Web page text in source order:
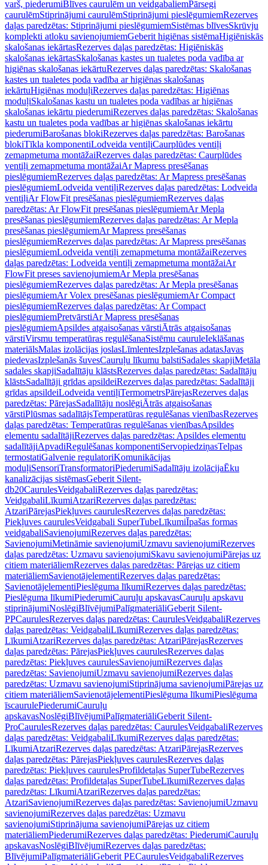
varš, piederumiBlīves caurulēm un veidgabaliemPārsegi
caurulēmStiprinājumi caurulēmStiprinājumi pieslēgumiemRezerves
daļas paredzētas: Stiprinājumi pieslēgumiemSistēmas blīvesSkrūvju
komplekti atloku savienojumiemGeberit higiēnas sistēmaHigiēniskās
skalošanas iekārtasRezerves daļas paredzētas: Higiēniskās
skalošanas iekārtasSkalošanas kastes un tualetes poda vadība ar
higiēnas skalošanas iekārtuRezerves daļas paredzētas: Skalošanas
kastes un tualetes poda vadība ar higiēnas skalošanas
iekārtuHigiēnas moduļiRezerves daļas paredzētas: Higiēnas
moduļiSkalošanas kastu un tualetes poda vadības ar higiēnas
skalošanas iekārtu piederumiRezerves daļas paredzētas: Skalošanas
kastu un tualetes poda vadības ar higiēnas skalošanas iekārtu
piederumiBarošanas blokiRezerves daļas paredzētas: Barošanas
blokiTīkla komponentiLodveida ventiļiCaurplūdes ventiļi
zemapmetuma montāžaiRezerves daļas paredzētas: Caurplūdes
ventiļi zemapmetuma montāžaiAr Mapress presēšanas
pieslēgumiemRezerves daļas paredzētas: Ar Mapress presēšanas
pieslēgumiemLodveida ventiļiRezerves daļas paredzētas: Lodveida
ventiļiAr FlowFit presēšanas pieslēgumiemRezerves daļas
paredzētas: Ar FlowFit presēšanas pieslēgumiemAr Mepla
presēšanas pieslēgumiemRezerves daļas paredzētas: Ar Mepla
presēšanas pieslēgumiemAr Mapress presēšanas
pieslēgumiemRezerves daļas paredzētas: Ar Mapress presēšanas
pieslēgumiemLodveida ventiļi zemapmetuma montāžaiRezerves
daļas paredzētas: Lodveida ventiļi zemapmetuma montāžaiAr
FlowFit preses savienojumiemAr Mepla presēšanas
pieslēgumiemRezerves daļas paredzētas: Ar Mepla presēšanas
pieslēgumiemAr Volex presēšanas pieslēgumiemAr Compact
pieslēgumiemRezerves daļas paredzētas: Ar Compact
pieslēgumiemPretvārstiAr Mapress presēšanas
pieslēgumiemApsildes atgaisošanas vārstiĀtrās atgaisošanas
vārstiVirsmu temperatūras regulēšanaSistēmu cauruleIeklāšanas
materiālsMalas izolācijas joslasLīmlentesIzplešanas adatasJavas
piedevasIzplešanās šuvesCauruļu līkumu balstiSadales skapjiMetāla
sadales skapjiSadalītāju klāstsRezerves daļas paredzētas: Sadalītāju
klāstsSadalītāji grīdas apsildeiRezerves daļas paredzētas: Sadalītāji
grīdas apsildeiLodveida ventiļiTermometrsPārejasRezerves daļas
paredzētas: PārejasSadalītāju noslēgiĀtrās atgaisošanas
vārstiPlūsmas sadalītājsTemperatūras regulēšanas vienībasRezerves
daļas paredzētas: Temperatūras regulēšanas vienībasApsildes
elementu sadalītājiRezerves daļas paredzētas: Apsildes elementu
sadalītājiApvadiRegulēšanas komponentiServopiedziņasTelpas
termostatiGalvenie regulatoriKomunikācijas
moduļiSensoriTransformatoriPiederumiSadalītāju izolācijaĒku
kanalizācijas sistēmasGeberit Silent-
db20CaurulesVeidgabaliRezerves daļas paredzētas:
VeidgabaliLīkumiAtzariRezerves daļas paredzētas:
AtzariPārejasPiekļuves caurulesRezerves daļas paredzētas:
Piekļuves caurulesVeidgabali SuperTubeLīkumiĪpašas formas
veidgabaliSavienojumiRezerves daļas paredzētas:
SavienojumiMetināmie savienojumiUzmavu savienojumiRezerves
daļas paredzētas: Uzmavu savienojumiSkavu savienojumiPārejas uz
citiem materiāliemRezerves daļas paredzētas: Pārejas uz citiem
materiāliemSavienotājelementiRezerves daļas paredzētas:
SavienotājelementiPieslēguma līkumiRezerves daļas paredzētas:
Pieslēguma līkumiPiederumiCauruļu apskavasCauruļu apskavu
stiprinājumiNoslēgiBlīvējumiPalīgmateriāliGeberit Silent-
PPCaurulesRezerves daļas paredzētas: CaurulesVeidgabaliRezerves
daļas paredzētas: VeidgabaliLīkumiRezerves daļas paredzētas:
LīkumiAtzariRezerves daļas paredzētas: AtzariPārejasRezerves
daļas paredzētas: PārejasPiekļuves caurulesRezerves daļas
paredzētas: Piekļuves caurulesSavienojumiRezerves daļas
paredzētas: SavienojumiUzmavu savienojumiRezerves daļas
paredzētas: Uzmavu savienojumiStiprinājuma savienojumiPārejas uz
citiem materiāliemSavienotājelementiPieslēguma līkumiPieslēguma
īscaurulePiederumiCauruļu
apskavasNoslēgiBlīvējumiPalīgmateriāliGeberit Silent-
ProCaurulesRezerves daļas paredzētas: CaurulesVeidgabaliRezerves
daļas paredzētas: VeidgabaliLīkumiRezerves daļas paredzētas:
LīkumiAtzariRezerves daļas paredzētas: AtzariPārejasRezerves
daļas paredzētas: PārejasPiekļuves caurulesRezerves daļas
paredzētas: Piekļuves caurulesProfildetaļas SuperTubeRezerves
daļas paredzētas: Profildetaļas SuperTubeLīkumiRezerves daļas
paredzētas: LīkumiAtzariRezerves daļas paredzētas:
AtzariSavienojumiRezerves daļas paredzētas: SavienojumiUzmavu
savienojumiRezerves daļas paredzētas: Uzmavu
savienojumiStiprinājuma savienojumiPārejas uz citiem
materiāliemPiederumiRezerves daļas paredzētas: PiederumiCauruļu
apskavasNoslēgiBlīvējumiRezerves daļas paredzētas:
BlīvējumiPalīgmateriāliGeberit PECaurulesVeidgabaliRezerves